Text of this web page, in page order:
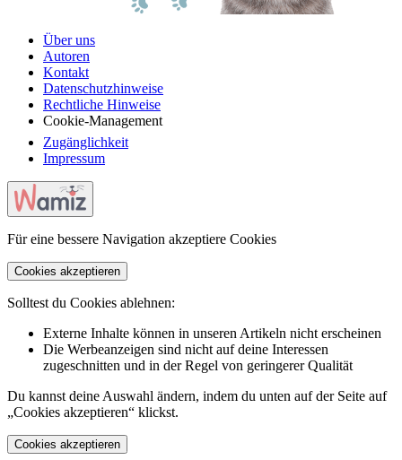
Über uns
Autoren
Kontakt
Datenschutzhinweise
Rechtliche Hinweise
Cookie-Management
Zugänglichkeit
Impressum
Für eine bessere Navigation akzeptiere Cookies
Cookies akzeptieren
Solltest du Cookies ablehnen:
Externe Inhalte können in unseren Artikeln nicht erscheinen
Die Werbeanzeigen sind nicht auf deine Interessen
zugeschnitten und in der Regel von geringerer Qualität
Du kannst deine Auswahl ändern, indem du unten auf der Seite auf
„Cookies akzeptieren“ klickst.
Cookies akzeptieren